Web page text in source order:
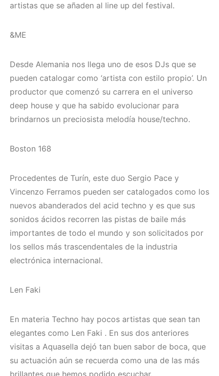
artistas que se añaden al line up del festival.
&ME
Desde Alemania nos llega uno de esos DJs que se
pueden catalogar como ‘artista con estilo propio’. Un
productor que comenzó su carrera en el universo
deep house y que ha sabido evolucionar para
brindarnos un preciosista melodía house/techno.
Boston 168
Procedentes de Turín, este duo Sergio Pace y
Vincenzo Ferramos pueden ser catalogados como los
nuevos abanderados del acid techno y es que sus
sonidos ácidos recorren las pistas de baile más
importantes de todo el mundo y son solicitados por
los sellos más trascendentales de la industria
electrónica internacional.
Len Faki
En materia Techno hay pocos artistas que sean tan
elegantes como Len Faki . En sus dos anteriores
visitas a Aquasella dejó tan buen sabor de boca, que
su actuación aún se recuerda como una de las más
brillantes que hemos podido escuchar.